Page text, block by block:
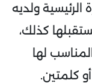
ولديه
كذلك،
لها
كلمتين.